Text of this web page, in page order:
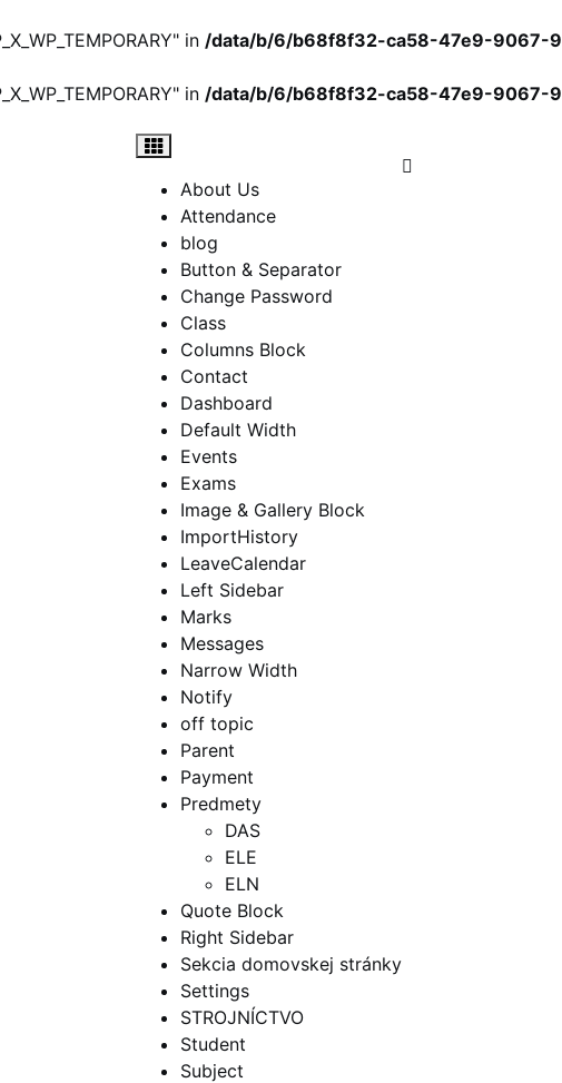
in /data/b/6/b68f8f32-ca58-47e9-9067-
in /data/b/6/b68f8f32-ca58-47e9-9067-
About Us
Attendance
blog
Button & Separator
Change Password
Class
Columns Block
Contact
Dashboard
Default Width
Events
Exams
Image & Gallery Block
ImportHistory
LeaveCalendar
Left Sidebar
Marks
Messages
Narrow Width
Notify
off topic
Parent
Payment
Predmety
DAS
ELE
ELN
Quote Block
Right Sidebar
Sekcia domovskej stránky
Settings
STROJNÍCTVO
Student
Subject